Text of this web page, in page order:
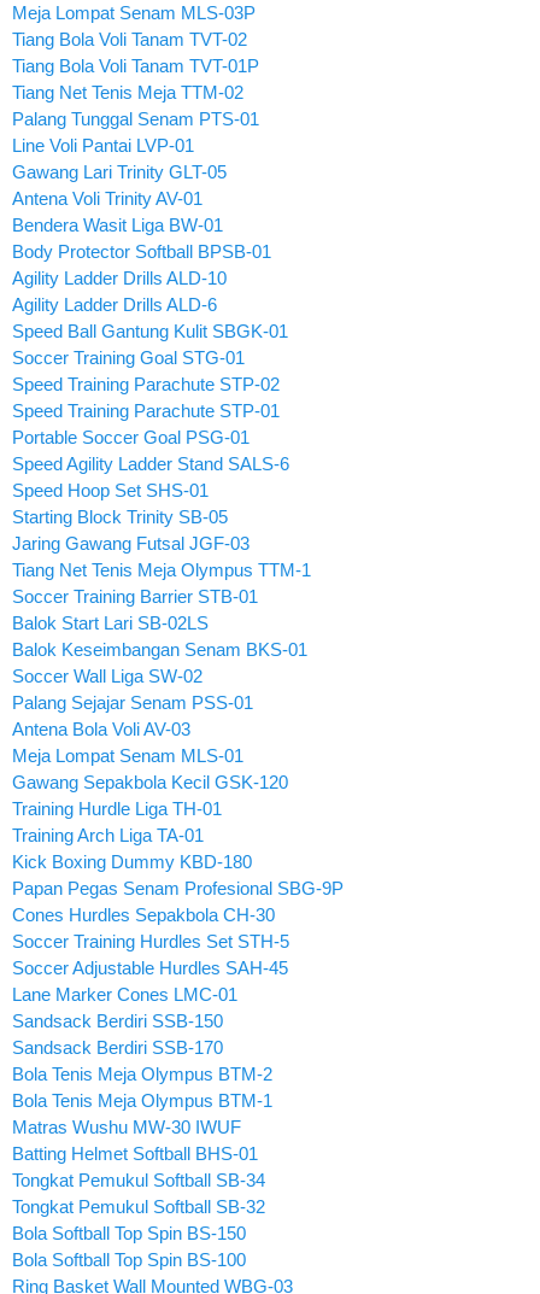
Meja Lompat Senam MLS-03P
Tiang Bola Voli Tanam TVT-02
Tiang Bola Voli Tanam TVT-01P
Tiang Net Tenis Meja TTM-02
Palang Tunggal Senam PTS-01
Line Voli Pantai LVP-01
Gawang Lari Trinity GLT-05
Antena Voli Trinity AV-01
Bendera Wasit Liga BW-01
Body Protector Softball BPSB-01
Agility Ladder Drills ALD-10
Agility Ladder Drills ALD-6
Speed Ball Gantung Kulit SBGK-01
Soccer Training Goal STG-01
Speed Training Parachute STP-02
Speed Training Parachute STP-01
Portable Soccer Goal PSG-01
Speed Agility Ladder Stand SALS-6
Speed Hoop Set SHS-01
Starting Block Trinity SB-05
Jaring Gawang Futsal JGF-03
Tiang Net Tenis Meja Olympus TTM-1
Soccer Training Barrier STB-01
Balok Start Lari SB-02LS
Balok Keseimbangan Senam BKS-01
Soccer Wall Liga SW-02
Palang Sejajar Senam PSS-01
Antena Bola Voli AV-03
Meja Lompat Senam MLS-01
Gawang Sepakbola Kecil GSK-120
Training Hurdle Liga TH-01
Training Arch Liga TA-01
Kick Boxing Dummy KBD-180
Papan Pegas Senam Profesional SBG-9P
Cones Hurdles Sepakbola CH-30
Soccer Training Hurdles Set STH-5
Soccer Adjustable Hurdles SAH-45
Lane Marker Cones LMC-01
Sandsack Berdiri SSB-150
Sandsack Berdiri SSB-170
Bola Tenis Meja Olympus BTM-2
Bola Tenis Meja Olympus BTM-1
Matras Wushu MW-30 IWUF
Batting Helmet Softball BHS-01
Tongkat Pemukul Softball SB-34
Tongkat Pemukul Softball SB-32
Bola Softball Top Spin BS-150
Bola Softball Top Spin BS-100
Ring Basket Wall Mounted WBG-03